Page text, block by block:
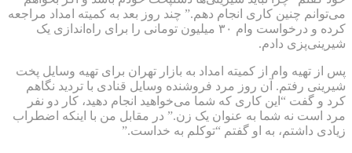
می‌توانم چنین کاری انجام دهم.” چند روز بعد به کمیته امداد مراجعه
کرده و درخواست وام ۳۰ میلیون تومانی را برای راه‌اندازی یک
شیرینی‌پزی دادم.
پس از تهیه وام از کمیته امداد به بازار تهران برای تهیه وسایل پخت
شیرینی رفتم. آن روز مرد فروشنده وسایل قنادی با تردید نگاهم
کرد و گفت “این کاری که شما می‌خواهید انجام دهید، کار دو نفر
مرد است نه شما به عنوان یک زن.” در مقابل من با اینکه اضطراب
زیادی داشتم، به او گفتم “توکلم به خداست.”